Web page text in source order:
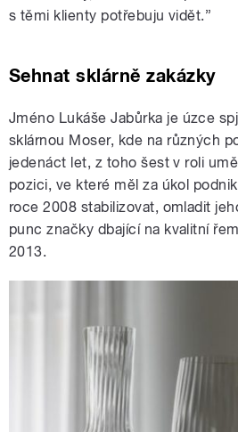
s těmi klienty potřebuju vidět.”
Sehnat sklárně zakázky
Jméno Lukáše Jabůrka je úzce
sklárnou Moser, kde na různých
jedenáct let, z toho šest v roli
pozici, ve které měl za úkol
roce 2008 stabilizovat, omladit
punc značky dbající na kvalitní
2013.